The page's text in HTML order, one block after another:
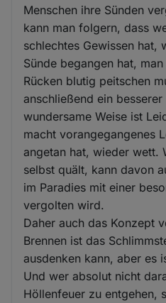
Menschen ihre Sünden
kann man folgern, dass
schlechtes Gewissen hat,
Sünde begangen hat,
Rücken blutig peitschen
anschließend ein
wundersame Weise ist
macht vorangegangenes
angetan hat, wieder wett.
selbst quält, kann davon
im Paradies mit einer
vergolten wird.
Daher auch das Konzept
Brennen ist das
ausdenken kann, aber es
Und wer absolut nicht
Höllenfeuer zu entgehen,